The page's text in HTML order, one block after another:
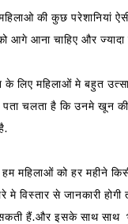
की कुछ परेशानियां
आगे आना चाहिए और ज्यादा
के लिए महिलाओं मे बहुत
चलता है कि उनमे खून की
महिलाओं को हर महीने
से जानकारी होगी
सकती हैं.और इसके साथ साथ